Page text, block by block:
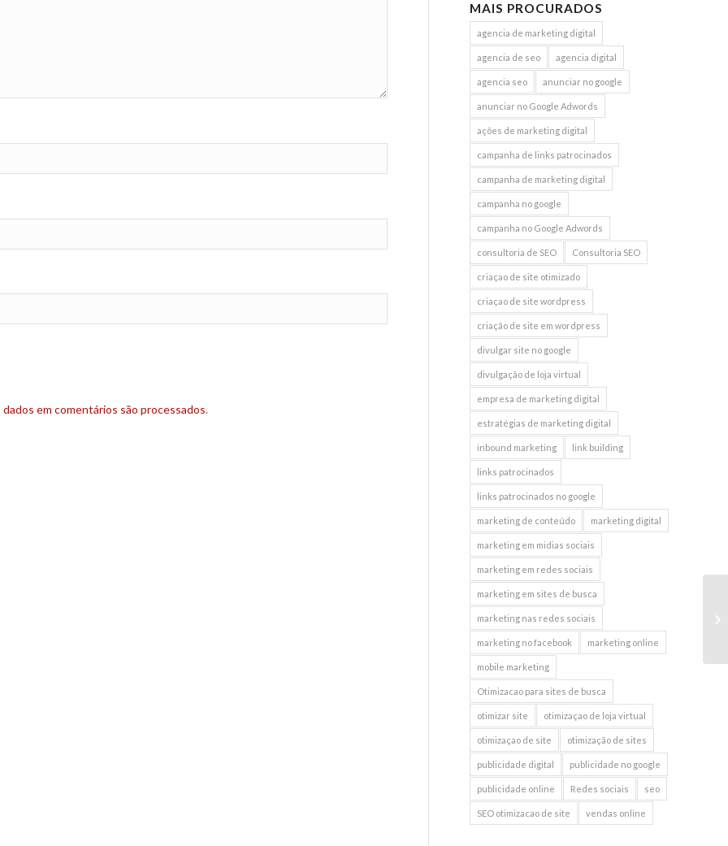
dados em comentários são processados.
MAIS PROCURADOS
agencia de marketing digital
agencia de seo agencia digital
agencia seo anunciar no google
anunciar no Google Adwords
ações de marketing digital
campanha de links patrocinados
campanha de marketing digital
campanha no google
campanha no Google Adwords
consultoria de SEO Consultoria SEO
criaçao de site otimizado
criaçao de site wordpress
criação de site em wordpress
divulgar site no google
divulgação de loja virtual
empresa de marketing digital
estratégias de marketing digital
inbound marketing link building
links patrocinados
links patrocinados no google
marketing de conteúdo marketing digital
marketing em midias sociais
marketing em redes sociais
marketing em sites de busca
marketing nas redes sociais
marketing no facebook marketing online
mobile marketing
Otimizacao para sites de busca
otimizar site otimizaçao de loja virtual
otimizaçao de site otimização de sites
publicidade digital publicidade no google
publicidade online Redes sociais seo
SEO otimizacao de site vendas online